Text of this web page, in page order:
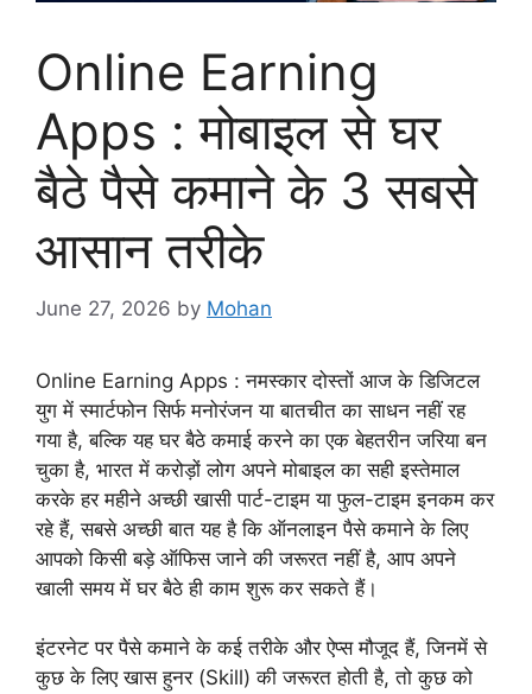
Online Earning
Apps : मोबाइल से घर
बैठे पैसे कमाने के 3 सबसे
आसान तरीके
June 27, 2026 by Mohan
Online Earning Apps : नमस्कार दोस्तों आज के डिजिटल
युग में स्मार्टफोन सिर्फ मनोरंजन या बातचीत का साधन नहीं रह
गया है, बल्कि यह घर बैठे कमाई करने का एक बेहतरीन जरिया बन
चुका है, भारत में करोड़ों लोग अपने मोबाइल का सही इस्तेमाल
करके हर महीने अच्छी खासी पार्ट-टाइम या फुल-टाइम इनकम कर
रहे हैं, सबसे अच्छी बात यह है कि ऑनलाइन पैसे कमाने के लिए
आपको किसी बड़े ऑफिस जाने की जरूरत नहीं है, आप अपने
खाली समय में घर बैठे ही काम शुरू कर सकते हैं।
इंटरनेट पर पैसे कमाने के कई तरीके और ऐप्स मौजूद हैं, जिनमें से
कुछ के लिए खास हुनर (Skill) की जरूरत होती है, तो कुछ को